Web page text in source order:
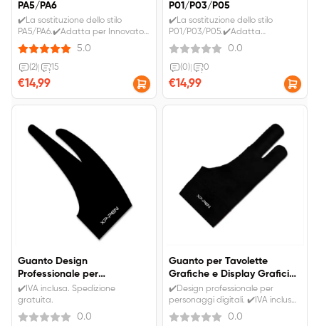
PA5/PA6
✔️La sostituzione dello stilo
PA5/PA6.✔️Adatta per Innovator
16,&nbsp;Artist 22
2nd,&nbsp;Artist 24 QHD.
5.0
(2) 15
€14,99
P01/P03/P05
✔️La sostituzione dello stilo
P01/P03/P05.✔️Adatta
per&nbsp;Deco Fun, DECO01V3,
DECO01V2, DECO03, DECO01,
Deco mini, Star06, StarG640S
0.0
(0) 0
€14,99
Guanto Design
Professionale per
Personaggi Digitali, Nero
✔️IVA inclusa. Spedizione
gratuita.
0.0
Guanto per Tavolette
Grafiche e Display Grafici
Professionale, Nero (S/M/L)
✔️Design professionale per
personaggi digitali. ✔️IVA inclusa.
Spedizione gratuita.
0.0